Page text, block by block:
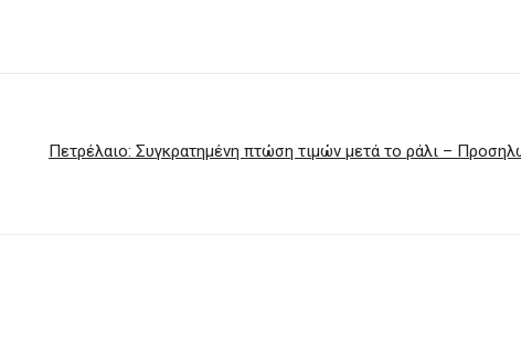
Πετρέλαιο: Συγκρατημένη πτώση τιμών μετά το ράλι –